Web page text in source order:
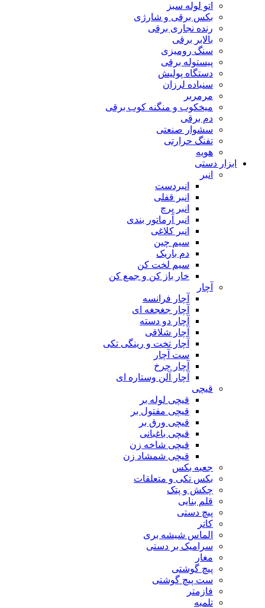
اتو لوله سبز
بکس برقی و شارژی
رنده نجاری برقی
بالابر برقی
سنگ رومیزی
پیستوله برقی
دستگاه پولیش
سنباده لرزان
مرمربر
میخکوب و منگنه کوب برقی
دم برقی
سشوار صنعتی
تفنگ حرارتی
هویه
ابزار دستی
انبر
انبردست
انبر قفلی
انبر پرچ
انبر آرماتور بندی
انبر کلاغی
سیم چین
دم باریک
سیم لخت کن
خار باز کن و جمع کن
آچار
آچار فرانسه
آچار جغجغه ای
آچار دو دسته
آچار شلاقی
آچار تخت و رینگی تکی
ست آچار
آچار چرخ
آچار آلن وستاره ای
قیچی
قیچی لوله بر
قیچی مفتول بر
قیچی ورق بر
قیچی باغبانی
قیچی شاخه زن
قیچی شمشاد زن
جعبه بکس
بکس تکی و متعلقات
چکش و پتک
قلم بنایی
پیچ دستی
کاتر
الماس شیشه بری
سرامیک بر دستی
مغار
پیچ گوشتی
ست پیچ گوشتی
فازمتر
تلمبه